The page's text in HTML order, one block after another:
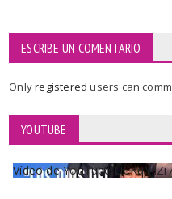
ESCRIBE UN COMENTARIO
Onlyregisteredusers can
YOUTUBE
Vídeo de YouTube